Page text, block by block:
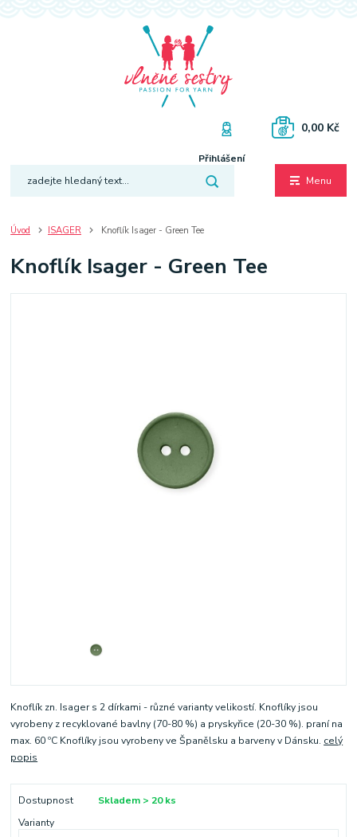
Menu
Přihlášení
0,00 Kč
Úvod ISAGER Knoflík Isager - Green Tee
Knoflík Isager - Green Tee
Knoflík zn. Isager s 2 dírkami - různé varianty velikostí. Knoflíky jsou
vyrobeny z recyklované bavlny (70-80 %) a pryskyřice (20-30 %). praní na
max. 60 ºC Knoflíky jsou vyrobeny ve Španělsku a barveny v Dánsku. celý
popis
Dostupnost
Skladem > 20 ks
Varianty